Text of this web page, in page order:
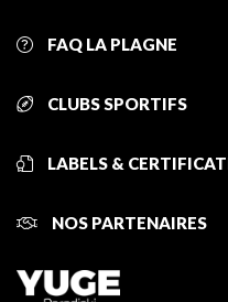
FAQ LA PLAGNE
CLUBS SPORTIFS
LABELS &
NOS PARTENAIRES